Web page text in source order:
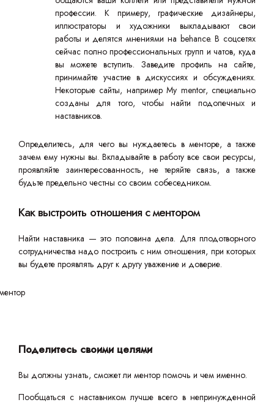
профессии. К примеру, графические дизайнеры,
иллюстраторы и художники выкладывают свои
работы и делятся мнениями на behance. В соцсетях
сейчас полно профессиональных групп и чатов, куда
вы можете вступить. Заведите профиль на сайте,
принимайте участие в дискуссиях и обсуждениях.
Некоторые сайты, например My mentor, специально
созданы для того, чтобы найти подопечных и
наставников.
Определитесь, для чего вы нуждаетесь в менторе, а также
зачем ему нужны вы. Вкладывайте в работу все свои ресурсы,
проявляйте заинтересованность, не теряйте связь, а также
будьте предельно честны со своим собеседником.
Как выстроить отношения с ментором
Найти наставника — это половина дела. Для плодотворного
сотрудничества надо построить с ним отношения, при которых
вы будете проявлять друг к другу уважение и доверие.
Поделитесь своими целями
Вы должны узнать, сможет ли ментор помочь и чем именно.
Пообщаться с наставником лучше всего в непринужденной